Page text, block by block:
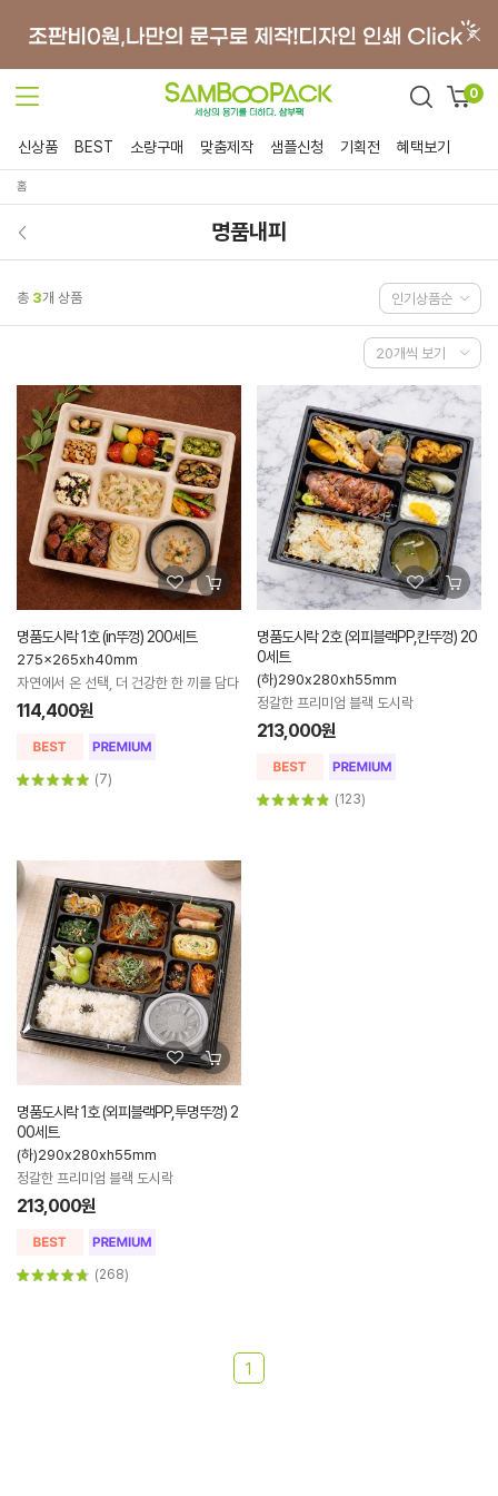
0
신상품 BEST 소량구매 맞춤제작 샘플신청 기획전 혜택보기
홈
명품내피
총 3개 상품
명품도시락 1호 (in뚜껑) 200세트
275x265xh40mm
자연에서 온 선택, 더 건강한 한 끼를 담다
114,400원
(7)
명품도시락 2호 (외피블랙PP,칸뚜껑) 20
0세트
(하)290x280xh55mm
정갈한 프리미엄 블랙 도시락
213,000원
(123)
명품도시락 1호 (외피블랙PP,투명뚜껑) 2
00세트
(하)290x280xh55mm
정갈한 프리미엄 블랙 도시락
213,000원
(268)
1